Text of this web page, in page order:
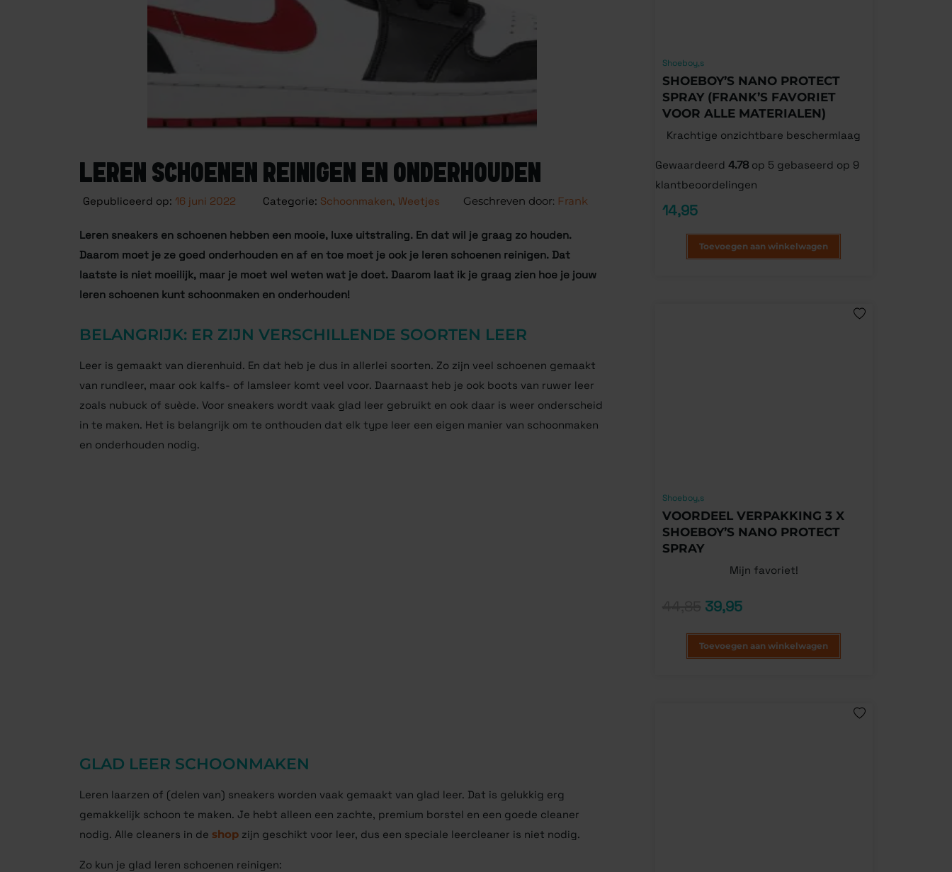
LEREN SCHOENEN REINIGEN EN ONDERHOUDEN
Gepubliceerd op: 16 juni 2022 Categorie: Schoonmaken, Weetjes Frank
Leren sneakers en schoenen hebben een mooie, luxe uitstraling. En dat wil je graag zo houden.
Daarom moet je ze goed onderhouden en af en toe moet je ook je leren schoenen reinigen. Dat
laatste is niet moeilijk, maar je moet wel weten wat je doet. Daarom laat ik je graag zien hoe je jouw
leren schoenen kunt schoonmaken en onderhouden!
BELANGRIJK: ER ZIJN VERSCHILLENDE SOORTEN LEER
Leer is gemaakt van dierenhuid. En dat heb je dus in allerlei soorten. Zo zijn veel schoenen gemaakt
van rundleer, maar ook kalfs- of lamsleer komt veel voor. Daarnaast heb je ook boots van ruwer leer
zoals nubuck of suède. Voor sneakers wordt vaak glad leer gebruikt en ook daar is weer onderscheid
in te maken. Het is belangrijk om te onthouden dat elk type leer een eigen manier van schoonmaken
en onderhouden nodig.
GLAD LEER SCHOONMAKEN
Leren laarzen of (delen van) sneakers worden vaak gemaakt van glad leer. Dat is gelukkig erg
gemakkelijk schoon te maken. Je hebt alleen een zachte, premium borstel en een goede cleaner
nodig. Alle cleaners in de shop zijn geschikt voor leer, dus een speciale leercleaner is niet nodig.
Zo kun je glad leren schoenen reinigen:
Shoeboy,s
SHOEBOY’S NANO PROTECT
SPRAY (FRANK’S FAVORIET
VOOR ALLE MATERIALEN)
Krachtige onzichtbare beschermlaag
Gewaardeerd 4.78op 5 gebaseerd op 9
klantbeoordelingen
14,95
Toevoegen aan winkelwagen
Shoeboy,s
VOORDEEL VERPAKKING 3 X
SHOEBOY’S NANO PROTECT
SPRAY
Mijn favoriet!
39,95
Toevoegen aan winkelwagen